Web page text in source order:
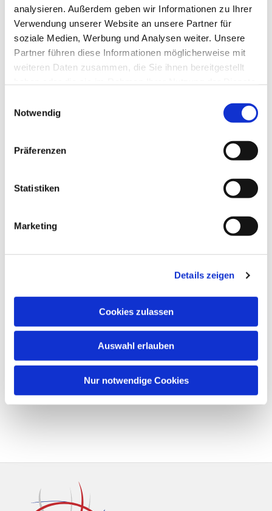
analysieren. Außerdem geben wir Informationen zu Ihrer
Verwendung unserer Website an unsere Partner für
soziale Medien, Werbung und Analysen weiter. Unsere
Partner führen diese Informationen möglicherweise mit
weiteren Daten zusammen, die Sie ihnen bereitgestellt
Notwendig
Präferenzen
Statistiken
Marketing
Details zeigen
Cookies zulassen
Auswahl erlauben
Nur notwendige Cookies
Dies könnte Sie auch